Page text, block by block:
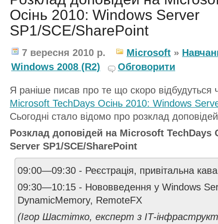
Осінь 2010: Windows Server
SP1/SCE/SharePoint
7 вересня 2010 р. Microsoft »
Windows 2008 (R2)
Обговорити
Я раніше писав про те що скоро відбудуться
Microsoft TechDays Осінь 2010: Windows
Сьогодні стало відомо про розклад
Розклад доповідей на Microsoft TechDays
Server SP1/SCE/SharePoint
09:00—09:30 - Реєстрація, привітальна кава
09:30—10:15 - Нововведення у Windows
DynamicMemory, RemoteFX
(Ігор Шастітко, експерт з ІТ-